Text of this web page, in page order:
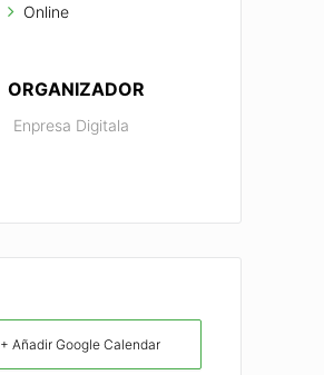
Online
ORGANIZADOR
Enpresa Digitala
+ Añadir Google Calendar